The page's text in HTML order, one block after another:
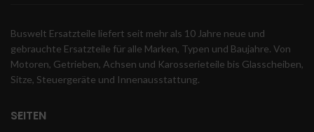
Buswelt Ersatzteile liefert seit mehr als 10 Jahre neue und
gebrauchte Ersatzteile für alle Marken, Typen und Baujahre. Von
Motoren, Getrieben, Achsen und Karosserieteile bis Glasscheiben,
Sitze, Steuergeräte und Innenausstattung.
SEITEN